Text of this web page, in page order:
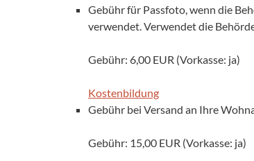
Gebühr für Passfoto, wenn die
verwendet. Verwendet die
Gebühr: 6,00 EUR (Vorkasse: ja)
Kostenbildung
Gebühr bei Versand an Ihre
Gebühr: 15,00 EUR (Vorkasse: ja)